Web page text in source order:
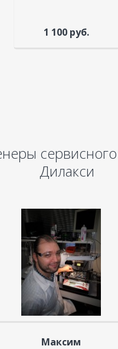
1 100 руб.
Дилакси
Максим